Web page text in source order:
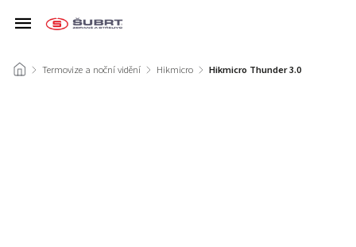
/ Termovize a noční vidění / Hikmicro / Hikmicro Thunder 3.0